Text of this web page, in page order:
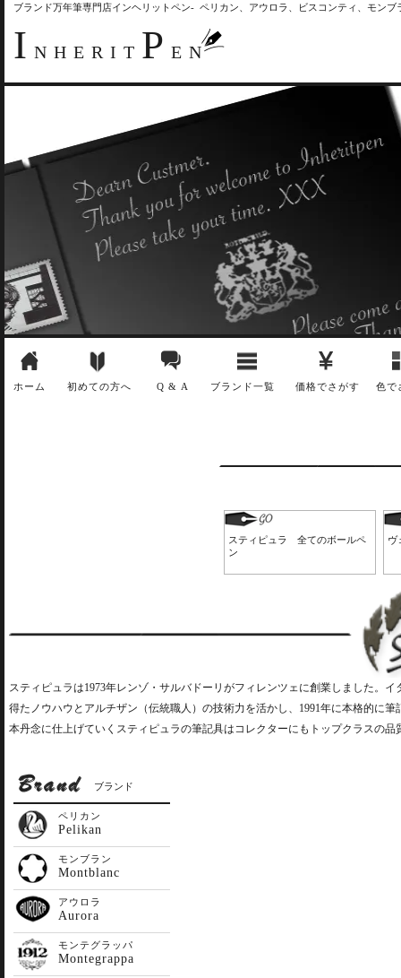
ブランド万年筆専門店インヘリットペン- ペリカン、アウロラ、ビスコンティ、モン
I NHERIT P EN
ホーム 初めての方へ Q & A ブランド一覧 価格でさがす 色で
スティピュラ 全てのボールペ
ン
ヴ
スティピュラは1973年レンゾ・サルバドーリがフィレンツェに創業しました。
得たノウハウとアルチザン（伝統職人）の技術力を活かし、1991年に本格的に
本丹念に仕上げていくスティピュラの筆記具はコレクターにもトップクラスの品
ブランド
ペリカン
Pelikan
モンブラン
Montblanc
アウロラ
Aurora
モンテグラッパ
Montegrappa